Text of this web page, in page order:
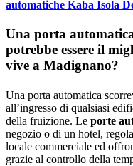
automatiche Kaba Isola
Una porta
potrebbe essere il
vive a Madignano?
Una porta automatica
all’ingresso di qualsiasi
della fruizione. Le porte
negozio o di un hotel,
locale commerciale ed
grazie al controllo della